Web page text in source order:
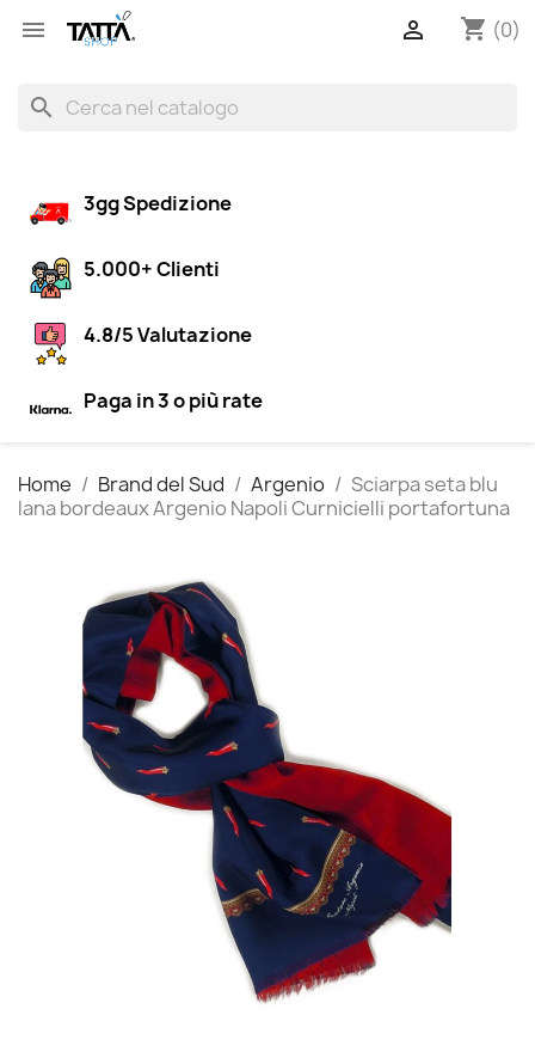
 shopping_cart (0)

search
3gg Spedizione
5.000+ Clienti
4.8/5 Valutazione
Paga in 3 o più rate
Home Brand del Sud Argenio
Sciarpa seta blu
lana bordeaux Argenio Napoli Curnicielli portafortuna